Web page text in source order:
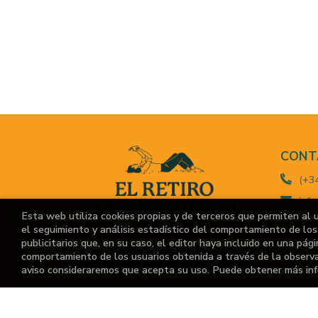
Madrid,
M-
S-D:
Esta web utiliza cookies propias y de terceros que permiten al
el seguimiento y análisis estadístico del comportamiento de
publicitarios que, en su caso, el editor haya incluido en una
comportamiento de los usuarios obtenida a través de la
aviso consideraremos que acepta su uso. Puede obtener más